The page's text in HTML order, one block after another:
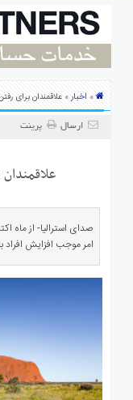
استرالیا
ارتباط» اخبار» علاقمندان برای
ارسال پرینت
صدای استرالیا- از ماه
امر موجب افزایش افراد